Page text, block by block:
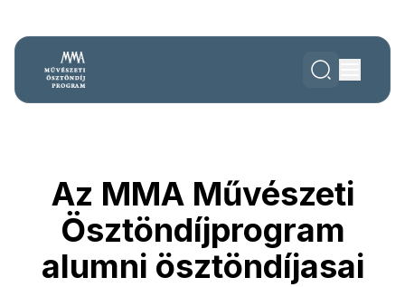
Az MMA Művészeti
Ösztöndíjprogram
alumni ösztöndíjasai